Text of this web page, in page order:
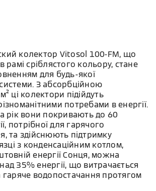
колектор Vitosol 100-FM, що
рамі сріблястого кольору, стане
для будь-якої
З абсорбційною
ці колектори підійдуть
потребами в енергії.
рік вони покривають до 60
потрібної для гарячого
та здійснюють підтримку
з конденсаційним котлом,
енергії Сонця, можна
35% енергії, що витрачається
водопостачання протягом